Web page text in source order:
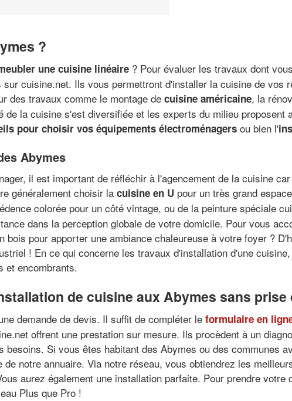
?
une cuisine linéaire ? Pour évaluer les travaux dont
cuisine.net. Ils vous permettront d'installer la cuisine de vos
des travaux comme le montage de cuisine américaine, la
la cuisine s'est diversifiée et les experts du milieu proposent
pour choisir vos équipements électroménagers ou bien l'
Abymes
il est important de réfléchir à l'agencement de la cuisine
généralement choisir la cuisine en U pour un très grand
colorée pour un côté vintage, ou de la peinture spéciale
dans la perception globale de votre domicile. Pour vous
bois pour apporter une ambiance chaleureuse à votre foyer ?
! En ce qui concerne les travaux d'installation d'une
et encombrants.
de cuisine aux Abymes sans prise
demande de devis. Il suffit de compléter le formulaire en
offrent une prestation sur mesure. Ils procèdent à un
Si vous êtes habitant des Abymes ou des communes
notre annuaire. Via notre réseau, vous obtiendrez les
aurez également une installation parfaite. Pour prendre
Plus que Pro !